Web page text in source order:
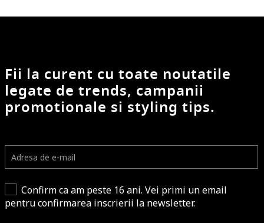
Fii la curent cu toate noutatile
legate de trends, campanii
promotionale si styling tips.
Confirm ca am peste 16 ani. Vei primi un email
pentru confirmarea inscrierii la newsletter.